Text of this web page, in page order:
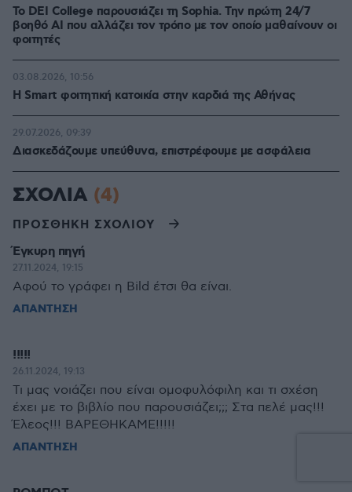
Το DEI College παρουσιάζει τη Sophia. Την πρώτη 24/7
βοηθό AI που αλλάζει τον τρόπο με τον οποίο μαθαίνουν οι
φοιτητές
Η Smart φοιτητική κατοικία στην καρδιά της Αθήνας
03.08.2026, 10:56
Διασκεδάζουμε υπεύθυνα, επιστρέφουμε με ασφάλεια
29.07.2026, 09:39
ΣΧΟΛΙΑ (4)
ΠΡΟΣΘΗΚΗ ΣΧΟΛΙΟΥ
Έγκυρη πηγή
27.11.2024, 19:15
Αφού το γράφει η Bild έτσι θα είναι.
ΑΠΑΝΤΗΣΗ
!!!!!
26.11.2024, 19:13
Τι μας νοιάζει που είναι ομοφυλόφιλη και τι σχέση
έχει με το βιβλίο που παρουσιάζει;;; Στα πελέ μας!!!
Έλεος!!! ΒΑΡΕΘΗΚΑΜΕ!!!!!
ΑΠΑΝΤΗΣΗ